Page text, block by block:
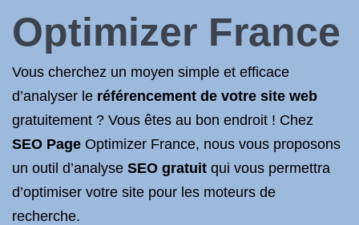
Optimizer France
Vous cherchez un moyen simple et efficace
d’analyser le référencement de votre site web
gratuitement ? Vous êtes au bon endroit ! Chez
SEO Page Optimizer France, nous vous proposons
un outil d’analyse SEO gratuit qui vous permettra
d’optimiser votre site pour les moteurs de
recherche.